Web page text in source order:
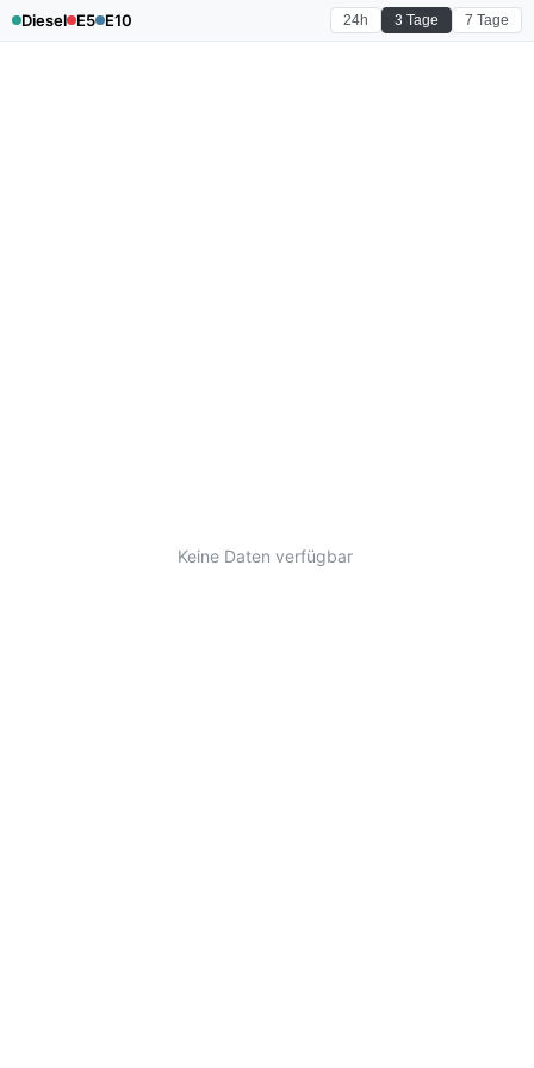
Diesel E5 E10 24h 3 Tage 7 Tage
Keine Daten verfügbar